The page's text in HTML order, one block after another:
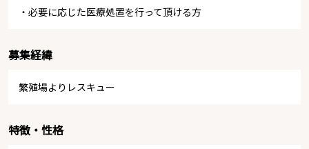
・必要に応じた医療処置を行って頂ける方
募集経緯
繁殖場よりレスキュー
特徴・性格